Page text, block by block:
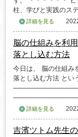
柱、学びと実践のス
詳細を見る
脳の仕組みを利
落とし込む方法
今日は、 脳の仕組み
落とし込む方法 とい
詳細を見る
吉濱ツトム先生